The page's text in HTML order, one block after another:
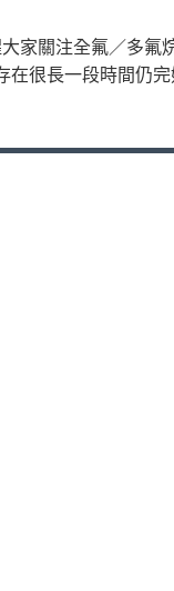
家關注全氟／多氟
很長一段時間仍